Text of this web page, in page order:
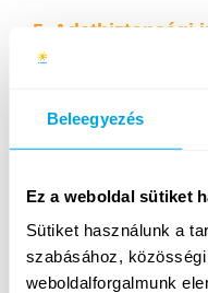
Beleegyezés
Ez a weboldal sütiket
Sütiket használunk a
szabásához,
weboldalforgalmunk
5. Adatbiztonsági
A Funside a
szerverein tárolja.
eszközökkel
adatokat teljes